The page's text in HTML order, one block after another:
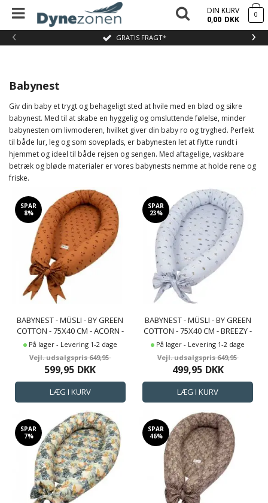
GRATIS FRAGT*
‹ ›
DIN KURV
0,00 DKK 0
Babynest
Giv din baby et trygt og behageligt sted at hvile med en blød og sikre
babynest. Med til at skabe en hyggelig og omsluttende følelse, minder
babynesten om livmoderen, hvilket giver din baby ro og tryghed. Perfekt
til både lur, leg og som soveplads, er babynesten let at flytte rundt i
hjemmet og ideel til både rejsen og sengen. Med aftagelige, vaskbare
betræk og bløde materialer er vores babynests nemme at holde rene og
friske.
SPAR
8%
BABYNEST - MÜSLI - BY GREEN
COTTON - 75X40 CM - ACORN -
PRINT AF AGERN
På lager - Levering 1-2 dage
649,95
599,95 DKK
SPAR
23%
BABYNEST - MÜSLI - BY GREEN
COTTON - 75X40 CM - BREEZY -
PRINT MED SMÅ KØRETØJER
På lager - Levering 1-2 dage
649,95
499,95 DKK
SPAR
7%
SPAR
46%